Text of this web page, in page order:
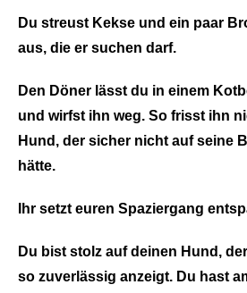
Du streust Kekse und ein paar
aus, die er suchen darf.
Den Döner lässt du in einem
und wirfst ihn weg. So frisst ihn
Hund, der sicher nicht auf seine
hätte.
Ihr setzt euren Spaziergang
Du bist stolz auf deinen Hund,
so zuverlässig anzeigt. Du hast